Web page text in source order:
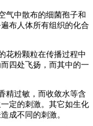
气中散布的细菌孢子和
布人体所有组织的化合
花粉颗粒在传播过程中
四处飞扬，而其中的一
精过敏，而收敛水等含
定的刺激。其它如生化
成不同的刺激。